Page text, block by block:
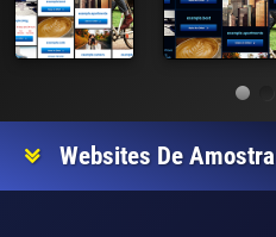
Websites De Amostra